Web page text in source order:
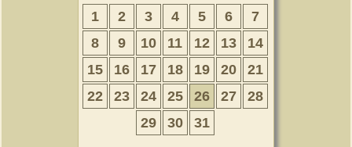
1 2 3 4 5 6
7
8
9 10 11 12 13
14
15
16 17 18 19 20
21
22
23 24 25 26 27
28
29
30 31